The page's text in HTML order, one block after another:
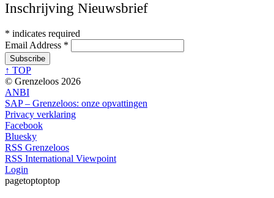
Inschrijving Nieuwsbrief
* indicates required
Email Address *
↑ TOP
© Grenzeloos 2026
ANBI
SAP – Grenzeloos: onze opvattingen
Privacy verklaring
Facebook
Bluesky
RSS Grenzeloos
RSS International Viewpoint
Login
pagetoptoptop